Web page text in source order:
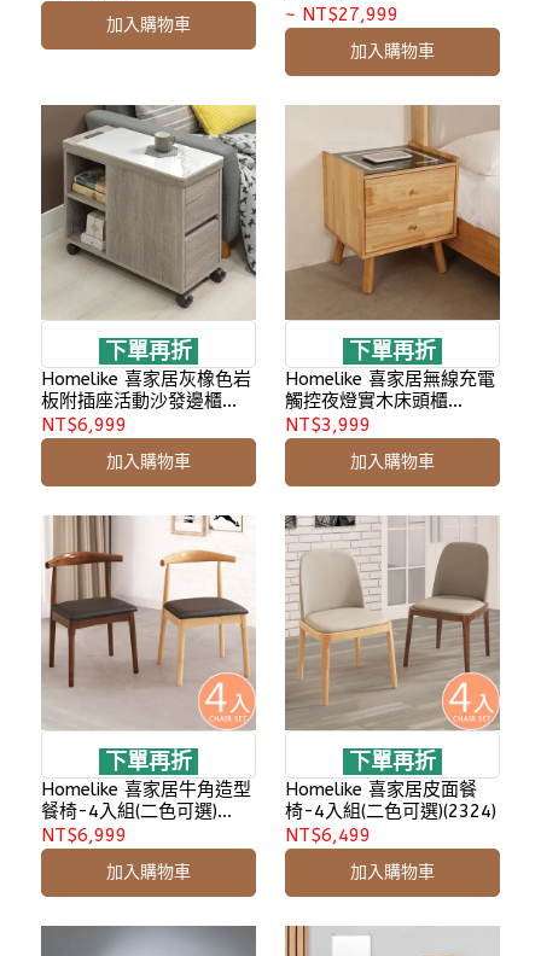
加入購物車
~ NT$27,999
加入購物車
下單再折
Homelike 喜家居灰橡色岩
板附插座活動沙發邊櫃
(2504)
NT$6,999
加入購物車
下單再折
Homelike 喜家居無線充電
觸控夜燈實木床頭櫃
(2528)
NT$3,999
加入購物車
下單再折
Homelike 喜家居牛角造型
餐椅-4入組(二色可選)
(2321)
NT$6,999
加入購物車
下單再折
Homelike 喜家居皮面餐
椅-4入組(二色可選)(2324)
NT$6,499
加入購物車